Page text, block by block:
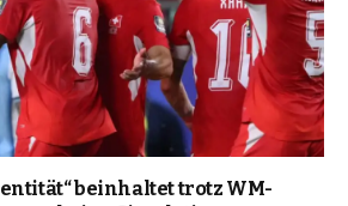
beinhaltet trotz WM-